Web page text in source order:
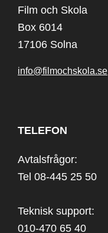
Film och Skola
Box 6014
17106 Solna
info@filmochskola.se
TELEFON
Avtalsfrågor:
Tel 08-445 25 50
Teknisk support:
010-470 65 40